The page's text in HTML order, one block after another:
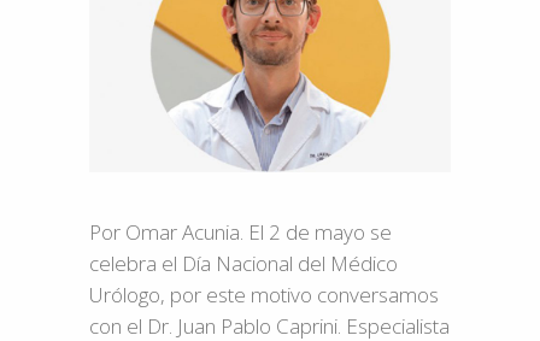
Por Omar Acunia. El 2 de mayo se
celebra el Día Nacional del Médico
Urólogo, por este motivo conversamos
con el Dr. Juan Pablo Caprini. Especialista